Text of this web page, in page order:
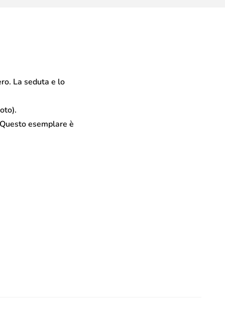
La seduta e lo
esemplare è